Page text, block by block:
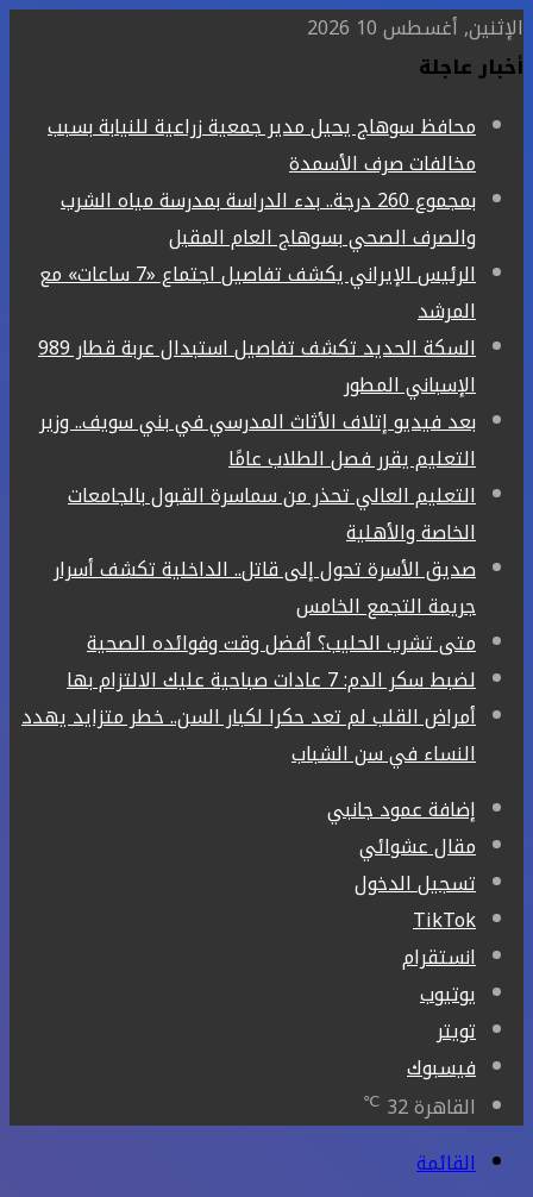
الإثنين, أغسطس 10 2026
أخبار عاجلة
محافظ سوهاج يحيل مدير جمعية زراعية للنيابة بسبب
مخالفات صرف الأسمدة
بمجموع 260 درجة.. بدء الدراسة بمدرسة مياه الشرب
والصرف الصحي بسوهاج العام المقبل
الرئيس الإيراني يكشف تفاصيل اجتماع «7 ساعات» مع
المرشد
السكة الحديد تكشف تفاصيل استبدال عربة قطار 989
الإسباني المطور
بعد فيديو إتلاف الأثاث المدرسي في بني سويف.. وزير
التعليم يقرر فصل الطلاب عامًا
التعليم العالي تحذر من سماسرة القبول بالجامعات
الخاصة والأهلية
صديق الأسرة تحول إلى قاتل.. الداخلية تكشف أسرار
جريمة التجمع الخامس
متى تشرب الحليب؟ أفضل وقت وفوائده الصحية
لضبط سكر الدم: 7 عادات صباحية عليك الالتزام بها
أمراض القلب لم تعد حكرا لكبار السن.. خطر متزايد يهدد
النساء في سن الشباب
إضافة عمود جانبي
مقال عشوائي
تسجيل الدخول
‫TikTok
انستقرام
يوتيوب
تويتر
فيسبوك
القاهرة32
℃
القائمة